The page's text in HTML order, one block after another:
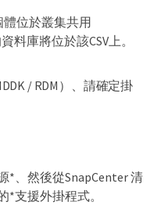
位於叢集共用
料庫將位於該CSV上。
/ RDM）、請確定掛
*、然後從SnapCenter 清
*支援外掛程式。